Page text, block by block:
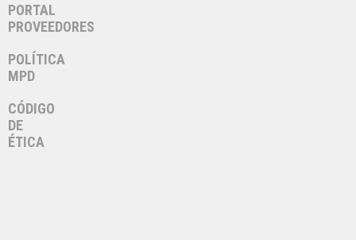
PORTAL
PROVEEDORES
POLÍTICA
MPD
CÓDIGO
DE
ÉTICA